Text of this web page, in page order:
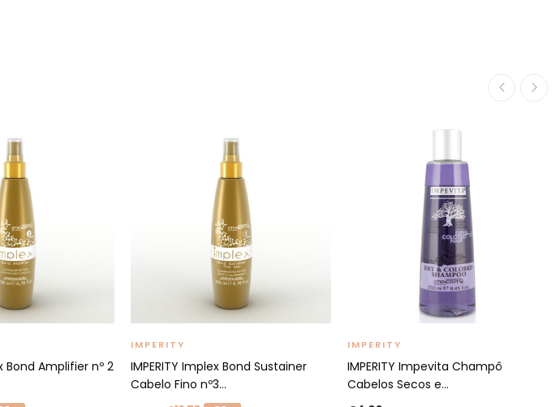
Bond Amplifier nº 2
IMPERITY
IMPERITY Implex Bond Sustainer
Cabelo Fino nº3...
IMPERITY
IMPERITY Impevita Champô
Cabelos Secos e...